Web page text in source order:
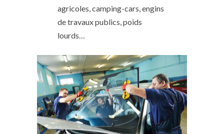
agricoles, camping-cars, engins
de travaux publics, poids
lourds…